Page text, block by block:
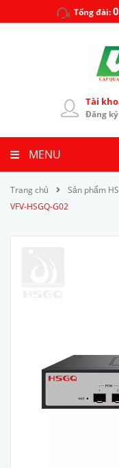
Tổng đài:
Tài
Đăng ký
MENU
Trang chủ Sản phẩm
VFV-HSGQ-G02